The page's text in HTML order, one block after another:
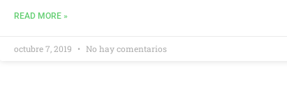
READ MORE »
octubre 7, 2019 No hay comentarios